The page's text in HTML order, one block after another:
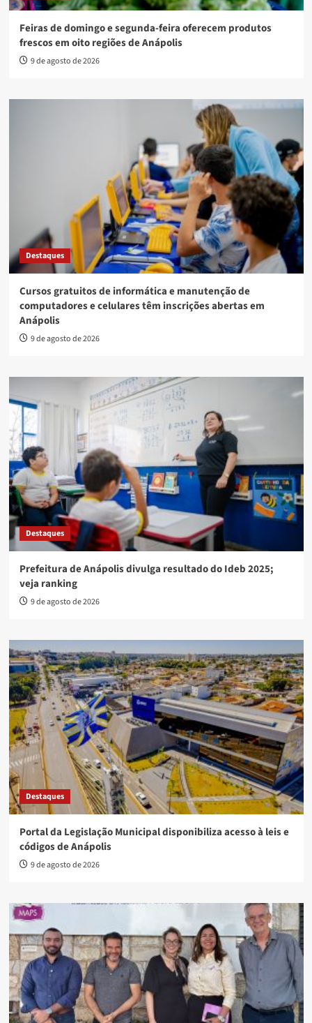
Feiras de domingo e segunda-feira oferecem produtos
frescos em oito regiões de Anápolis
9 de agosto de 2026
Destaques
Cursos gratuitos de informática e manutenção de
computadores e celulares têm inscrições abertas em
Anápolis
9 de agosto de 2026
Destaques
Prefeitura de Anápolis divulga resultado do Ideb 2025;
veja ranking
9 de agosto de 2026
Destaques
Portal da Legislação Municipal disponibiliza acesso à leis e
códigos de Anápolis
9 de agosto de 2026